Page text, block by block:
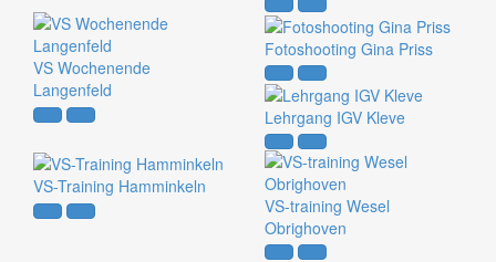
VS Wochenende
Langenfeld
Fotoshooting Gina Priss
Lehrgang IGV Kleve
VS-Training Hamminkeln
VS-training Wesel
Obrighoven